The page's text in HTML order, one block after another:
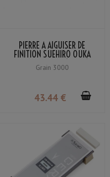
PIERRE À AIGUISER DE
FINITION SUEHIRO OUKA
GRAIN # 3000 (JAUNE)
3000-DN
Grain 3000
43.44 €